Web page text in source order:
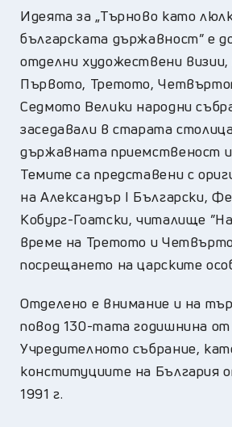
Идеята за „Търново като
българската държавност” е
отделни художествени
Първото, Третото,
Седмото Велики народни
заседавали в старата
държавната приемственост
Темите са представени с
на Александър I Български,
Кобург-Гоатски, читалище
време на Третото и
посрещането на царските
Отделено е внимание и на
повод 130-тата годишнина от
Учредителното събрание,
конституциите на България
1991 г.